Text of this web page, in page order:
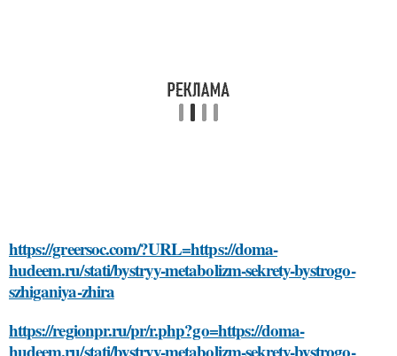
https://greersoc.com/?URL=https://doma-
hudeem.ru/stati/bystryy-metabolizm-sekrety-bystrogo-
szhiganiya-zhira
https://regionpr.ru/pr/r.php?go=https://doma-